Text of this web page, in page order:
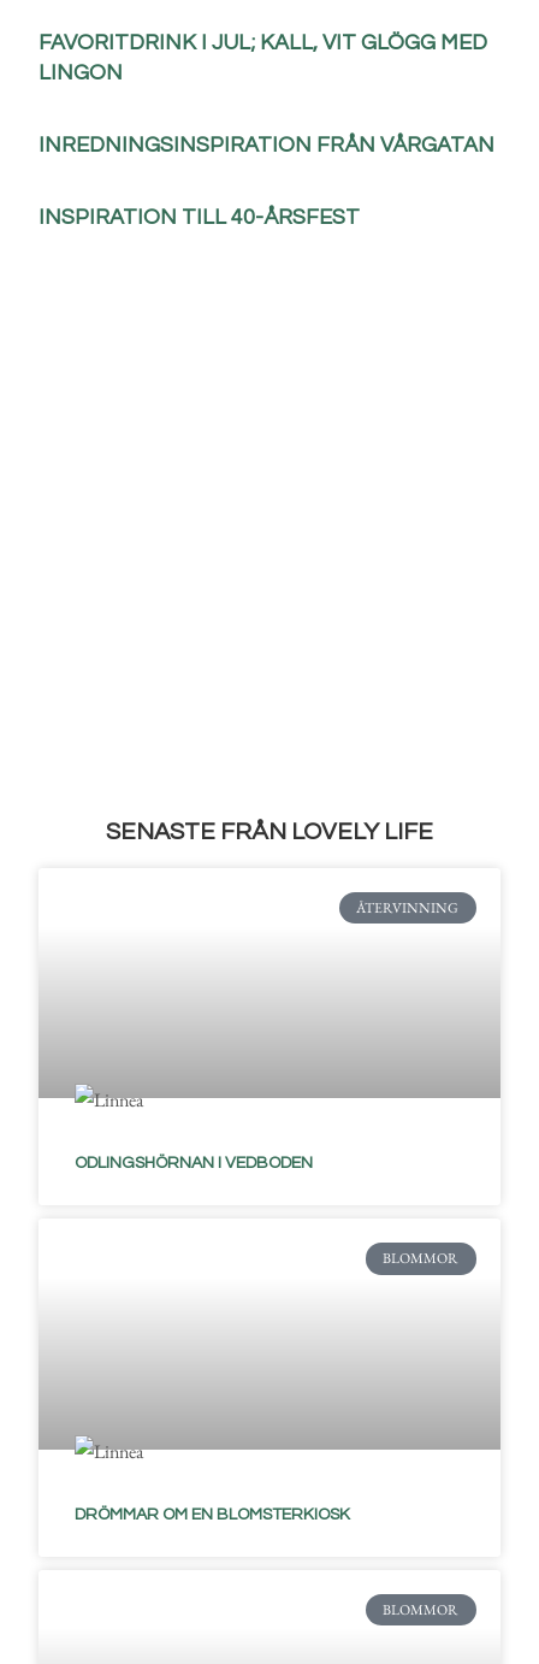
FAVORITDRINK I JUL; KALL, VIT GLÖGG MED
LINGON
INREDNINGSINSPIRATION FRÅN VÅRGATAN
INSPIRATION TILL 40-ÅRSFEST
SENASTE FRÅN LOVELY LIFE
ÅTERVINNING
ODLINGSHÖRNAN I VEDBODEN
BLOMMOR
DRÖMMAR OM EN BLOMSTERKIOSK
BLOMMOR